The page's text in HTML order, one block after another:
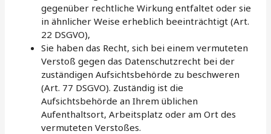
gegenüber rechtliche Wirkung entfaltet oder sie
in ähnlicher Weise erheblich beeinträchtigt (Art.
22 DSGVO),
Sie haben das Recht, sich bei einem vermuteten
Verstoß gegen das Datenschutzrecht bei der
zuständigen Aufsichtsbehörde zu beschweren
(Art. 77 DSGVO). Zuständig ist die
Aufsichtsbehörde an Ihrem üblichen
Aufenthaltsort, Arbeitsplatz oder am Ort des
vermuteten Verstoßes.